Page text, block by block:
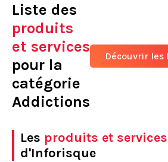
Liste des
produits
et services
pour la
catégorie
Addictions
Découvrir
Les produits et services
d'Inforisque